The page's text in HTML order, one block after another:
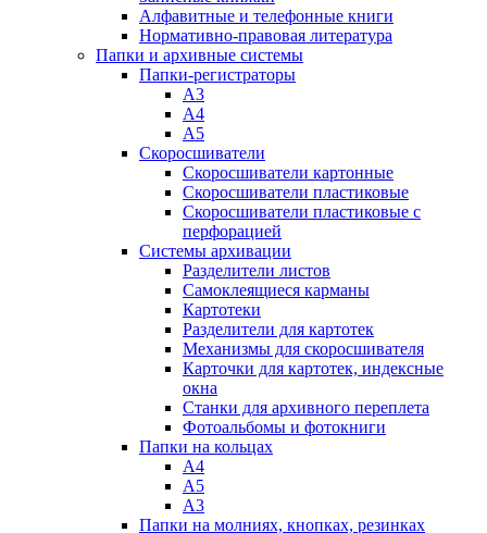
Алфавитные и телефонные книги
Нормативно-правовая литература
Папки и архивные системы
Папки-регистраторы
А3
А4
А5
Скоросшиватели
Скоросшиватели картонные
Скоросшиватели пластиковые
Скоросшиватели пластиковые с
перфорацией
Системы архивации
Разделители листов
Самоклеящиеся карманы
Картотеки
Разделители для картотек
Механизмы для скоросшивателя
Карточки для картотек, индексные
окна
Станки для архивного переплета
Фотоальбомы и фотокниги
Папки на кольцах
А4
А5
А3
Папки на молниях, кнопках, резинках